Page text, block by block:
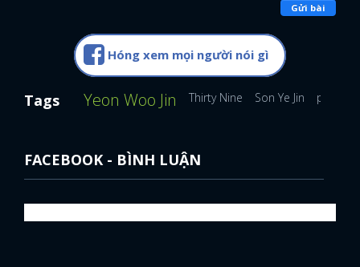
Gửi bài
Hóng xem mọi người nói gì
Tags Yeon Woo Jin Thirty Nine Son Ye Jin phim
FACEBOOK - BÌNH LUẬN